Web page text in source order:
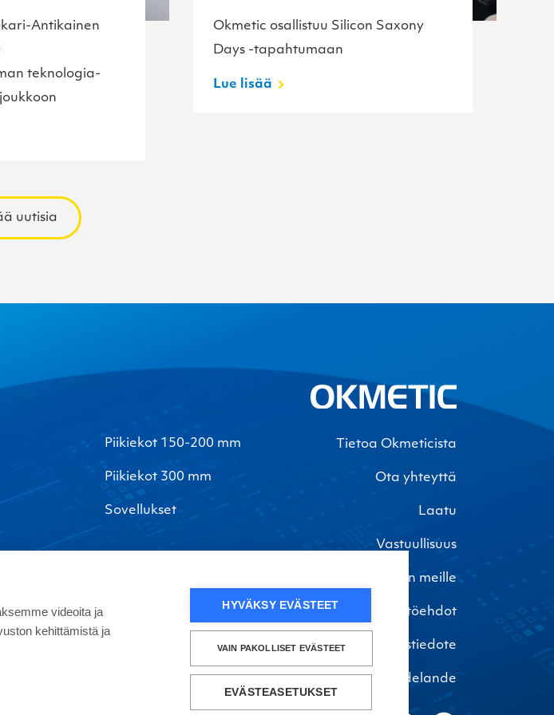
Antikainen
teknologia-
Okmetic osallistuu Silicon Saxony
Days -tapahtumaan
Lue lisää
uutisia
Piikiekot 150-200 mm
Piikiekot 300 mm
Sovellukset
Tietoa Okmeticista
Ota yhteyttä
Laatu
Vastuullisuus
Töihin meille
Tietosuoja ja käyttöehdot
Turvallisuustiedote
Säkerhetsmeddelande
videoita ja
kehittämistä ja
HYVÄKSY EVÄSTEET
VAIN PAKOLLISET EVÄSTEET
EVÄSTEASETUKSET